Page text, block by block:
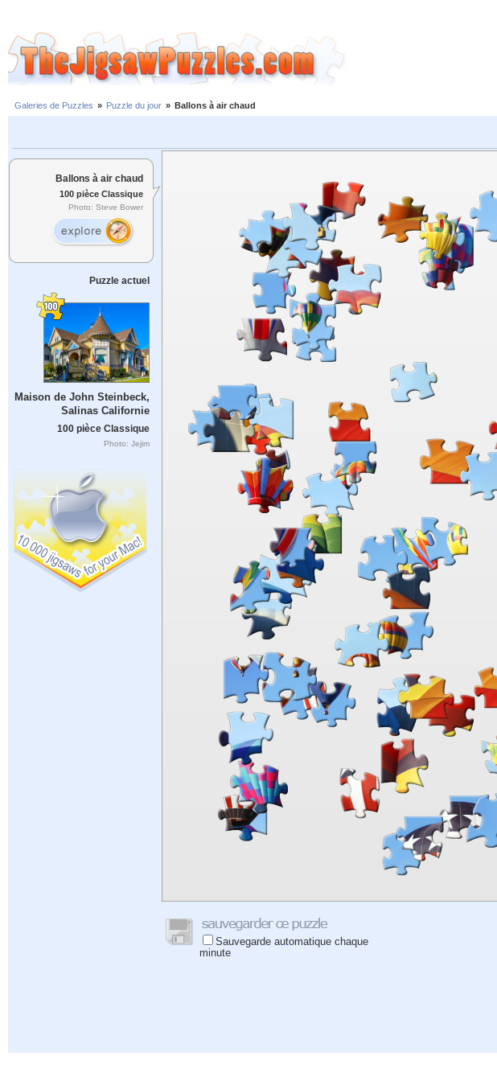
Galeries de Puzzles » Puzzle du jour » Ballons à air chaud
Ballons à air chaud
100 pièce Classique
Photo: Steve Bower
Puzzle actuel
Maison de John Steinbeck,
Salinas Californie
100 pièce Classique
Photo: Jejim
Sauvegarde automatique chaque
minute